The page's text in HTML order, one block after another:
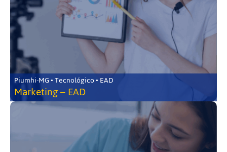
Piumhi-MG • Tecnológico • EAD
Marketing – EAD